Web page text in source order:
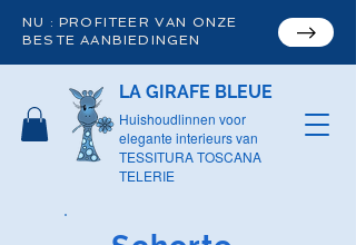
NU : PROFITEER VAN ONZE
BESTE AANBIEDINGEN
LA GIRAFE BLEUE
Huishoudlinnen voor
elegante interieurs van
TESSITURA TOSCANA
TELERIE